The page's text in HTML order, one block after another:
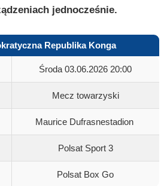
jednocześnie.
Republika Konga
Środa 03.06.2026 20:00
Mecz towarzyski
Maurice Dufrasnestadion
Polsat Sport 3
Polsat Box Go